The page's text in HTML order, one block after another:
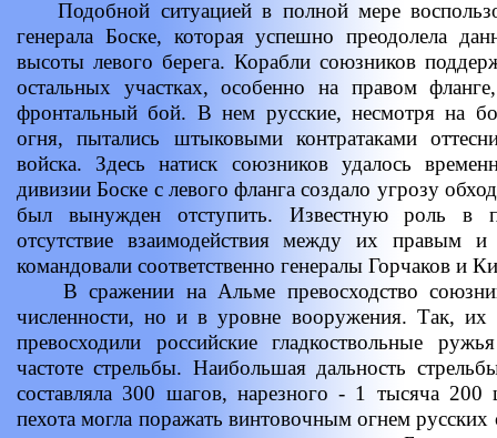
Подобной ситуацией в полной мере
генерала Боске, которая успешно преодолела
высоты левого берега. Корабли союзников
остальных участках, особенно на правом
фронтальный бой. В нем русские, несмотря на
огня, пытались штыковыми контратаками
войска. Здесь натиск союзников удалось
дивизии Боске с левого фланга создало угрозу
был вынужден отступить. Известную роль в
отсутствие взаимодействия между их правым
командовали соответственно генералы Горчаков и
В сражении на Альме превосходство
численности, но и в уровне вооружения. Так, их
превосходили российские гладкоствольные
частоте стрельбы. Наибольшая дальность
составляла 300 шагов, нарезного - 1 тысяча 200
пехота могла поражать винтовочным огнем русских